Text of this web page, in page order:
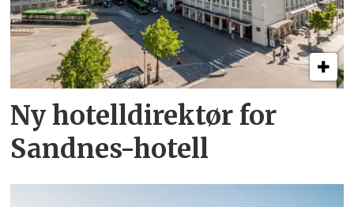
Ny hotelldirektør for
Sandnes-hotell